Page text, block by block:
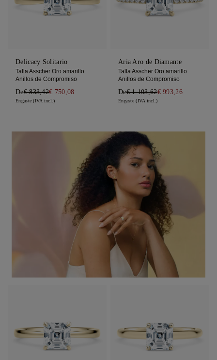
Delicacy Solitario
Talla Asscher Oro amarillo
Anillos de Compromiso
De€ 833,42€ 750,08
Engaste (IVA incl.)
Aria Aro de Diamante
Talla Asscher Oro amarillo
Anillos de Compromiso
De€ 1.103,62€ 993,26
Engaste (IVA incl.)